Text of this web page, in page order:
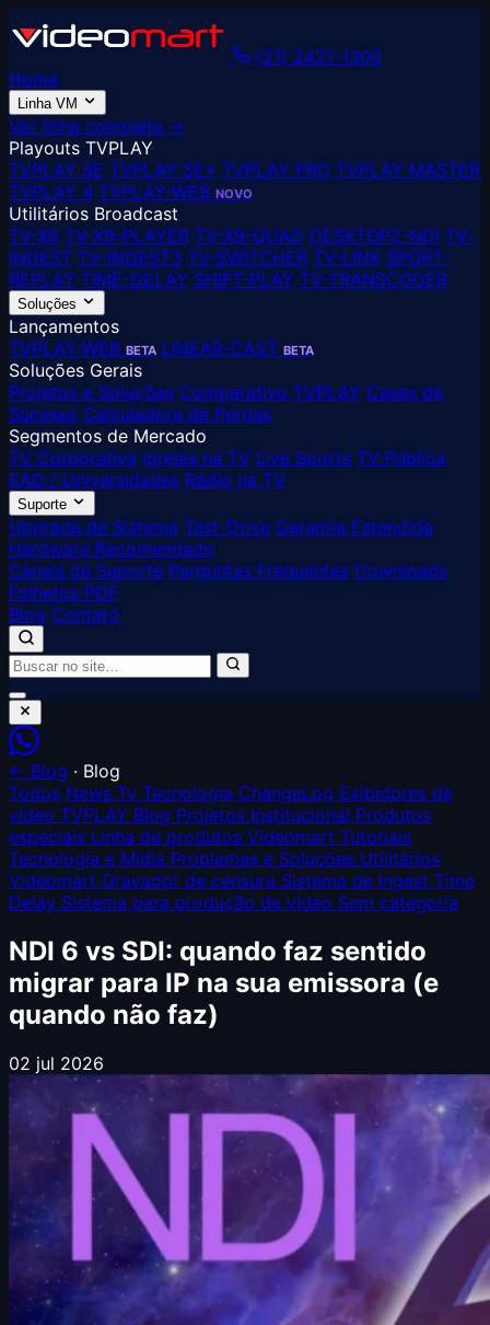
(21) 2421-1300
Home
Linha VM
Ver linha completa →
Playouts TVPLAY
TVPLAY SE TVPLAY SE+ TVPLAY PRO TVPLAY MASTER
TVPLAY 4 TVPLAY-WEB NOVO
Utilitários Broadcast
TV-X9 TV-X9-PLAYER TV-X9-QUAD DESKTOP2-NDI TV-
INGEST TV-INGEST3 TV-SWITCHER TV-LINK SPORT-
REPLAY TIME-DELAY SHIFT-PLAY TV-TRANSCODER
Soluções
Lançamentos
TVPLAY-WEB BETA LINEAR-CAST BETA
Soluções Gerais
Projetos e Soluções Comparativo TVPLAY Cases de
Sucesso Calculadora de Perdas
Segmentos de Mercado
TV Corporativa Igrejas na TV Live Sports TV Pública
EAD / Universidades Rádio na TV
Suporte
Upgrade de Sistema Test-Drive Garantia Estendida
Hardware Recomendado
Canais de Suporte Perguntas Frequentes Downloads
Folhetos PDF
Blog Contato
← Blog · Blog
Todos News Tv Tecnologia ChangeLog Exibidores de
vídeo TVPLAY Blog Projetos Institucional Produtos
especiais Linha de produtos Videomart Tutoriais
Tecnologia e Mídia Problemas e Soluções Utilitários
Videomart Gravador de censura Sistema de Ingest Time
Delay Sistema para produção de vídeo Sem categoria
NDI 6 vs SDI: quando faz sentido
migrar para IP na sua emissora (e
quando não faz)
02 jul 2026